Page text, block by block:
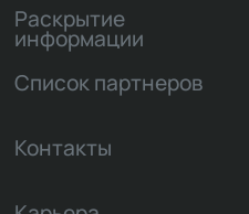
Раскрытие
информации
Список партнеров
Контакты